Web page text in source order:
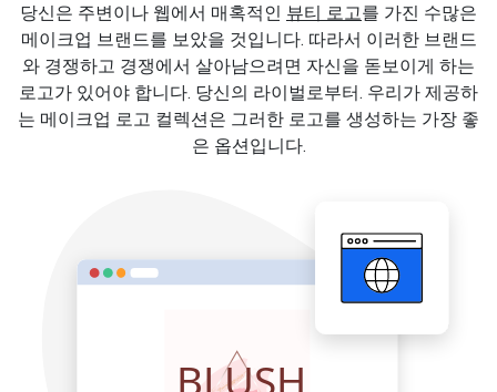
당신은 주변이나 웹에서 매혹적인 뷰티 로고를 가진 수많은
메이크업 브랜드를 보았을 것입니다. 따라서 이러한 브랜드
와 경쟁하고 경쟁에서 살아남으려면 자신을 돋보이게 하는
로고가 있어야 합니다. 당신의 라이벌로부터. 우리가 제공하
는 메이크업 로고 컬렉션은 그러한 로고를 생성하는 가장 좋
은 옵션입니다.